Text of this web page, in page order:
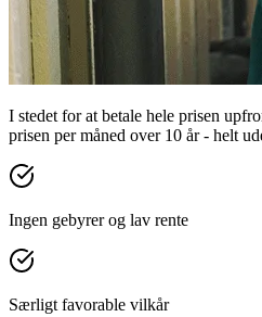
I stedet for at betale hele prisen
prisen per måned over 10 år - helt
Ingen gebyrer og lav rente
Særligt favorable vilkår